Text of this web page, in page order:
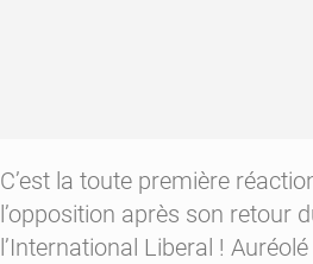
C’est la toute première
l’opposition après son retour
l’International Liberal !